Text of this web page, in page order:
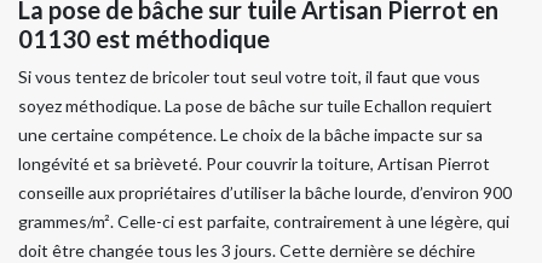
La pose de bâche sur tuile Artisan Pierrot en
01130 est méthodique
Si vous tentez de bricoler tout seul votre toit, il faut que vous
soyez méthodique. La pose de bâche sur tuile Echallon requiert
une certaine compétence. Le choix de la bâche impacte sur sa
longévité et sa brièveté. Pour couvrir la toiture, Artisan Pierrot
conseille aux propriétaires d’utiliser la bâche lourde, d’environ 900
grammes/m². Celle-ci est parfaite, contrairement à une légère, qui
doit être changée tous les 3 jours. Cette dernière se déchire